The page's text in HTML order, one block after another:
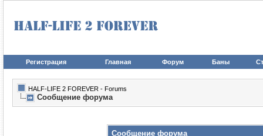
Регистрация Главная Форум Баны
HALF-LIFE 2 FOREVER - Forums
Сообщение форума
Сообщение форума